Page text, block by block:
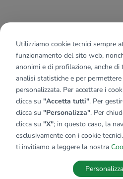
Utilizziamo cookie tecnici sempre
funzionamento del sito web,
anonimi e di profilazione, anche
analisi statistiche e per
personalizzata. Per accettare i
clicca su "Accetta tutti". Per
clicca su "Personalizza". Per
clicca su "X"; in questo caso, la
esclusivamente con i cookie
ti invitiamo a leggere la nostra
Personalizza